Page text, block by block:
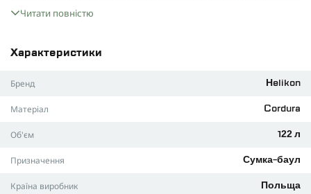
входить мішок для брудного одягу, взуття або
ПЕРЕВАГИ:
outdoor-користувачів
Повне розкладання у зручний килимок площею ~1,4 м²
Контрастна внутрішня організація для швидкого доступу
Панелі Velcro для маркування та персоналізації
Читати повністю
Характеристики
Бренд Helikon
Матеріал Cordura
Об'єм 122 л
Призначення Сумка-баул
Країна виробник Польща